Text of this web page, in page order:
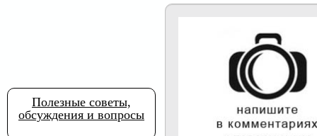
Полезные советы,
обсуждения и вопросы